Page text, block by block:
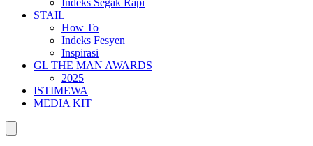
Indeks Segak Rapi
STAIL
How To
Indeks Fesyen
Inspirasi
GL THE MAN AWARDS
2025
ISTIMEWA
MEDIA KIT